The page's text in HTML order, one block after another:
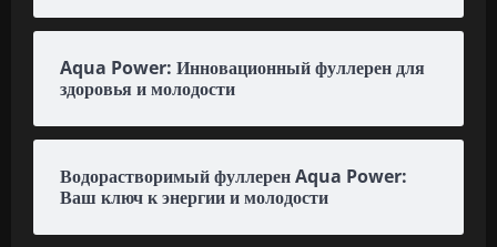
Aqua Power: Инновационный фуллерен для
здоровья и молодости
Водорастворимый фуллерен Aqua Power:
Ваш ключ к энергии и молодости